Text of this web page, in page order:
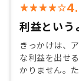
利益という
きっかけは、
な利益を出せ
かりません。